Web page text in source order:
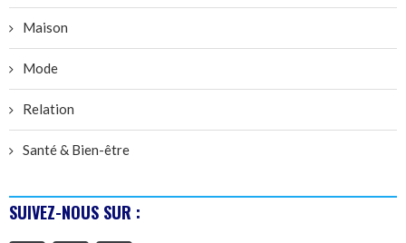
Maison
Mode
Relation
Santé & Bien-être
SUIVEZ-NOUS SUR :